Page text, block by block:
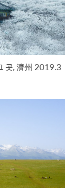
곳, 濟州 2019.3